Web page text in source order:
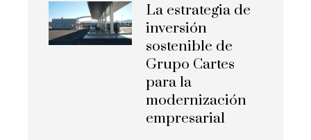
La estrategia de
inversión
sostenible de
Grupo Cartes
para la
modernización
empresarial